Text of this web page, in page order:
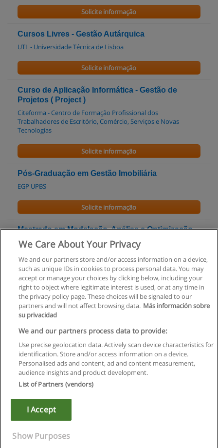
Solicite informação
Cursos Livres - Gestão Autárquica
UTL - Universidade Técnica de Lisboa
Solicite informação
Curso de Aplicação Informática - Gestão de
Projetos ( Project )
Citeforma - Centro de Formação Profissional dos
Trabalhadores de Escritório, Comércio, Serviços e Novas
Tecnologias
Solicite informação
Pós-Graduação em Gestão Imobiliária
EGP UPBS
Solicite informação
Mestrado em Modelação, Análise e Optimização
de Processos Industriais
Faculdade de Ciências da Universidade do Porto
Solicite informação
Regras de uso
Privacidade de dados
Entrar em contato com Educaedu
Copyright © Educaedu Business S.L. - CIF : B-95610580: -
We Care About Your Privacy
We and our partners store and/or access information on a device,
such as unique IDs in cookies to process personal data. You may
accept or manage your choices by clicking below, including your
right to object where legitimate interest is used, or at any time in
the privacy policy page. These choices will be signaled to our
partners and will not affect browsing data. Más información sobre
su privacidad
We and our partners process data to provide:
Use precise geolocation data. Actively scan device characteristics for
identification. Store and/or access information on a device.
Personalised ads and content, ad and content measurement,
audience insights and product development.
List of Partners (vendors)
I Accept
Show Purposes